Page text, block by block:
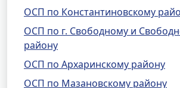
ОСП по Константиновскому
ОСП по г. Свободному и
району
ОСП по Архаринскому району
ОСП по Мазановскому району